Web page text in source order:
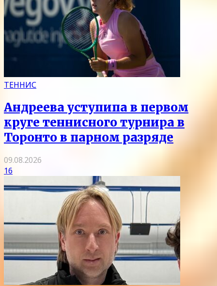
ТЕННИС
Андреева уступипа в первом
круге теннисного турнира в
Торонто в парном разряде
09.08.2026
16